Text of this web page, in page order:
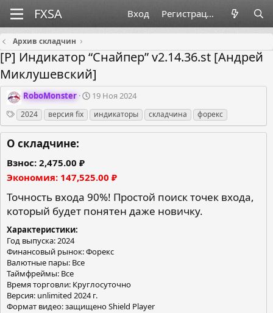
Вход Регистрация
Архив складчин
[P] Индикатор “Снайпер” v2.14.36.st [Андрей
Миклушевский]
О
г
а
н
и
з
т
о
RoboMonster
Д
т
а
а
н
я
19 Ноя 2024
Теги
2024 версия fix индикаторы складчина форекс
О складчине:
Взнос 2,475.00 ₽
Экономия 147,525.00 ₽
Точность входа 90%! Простой поиск точек входа,
который будет понятен даже новичку.
Характеристики
Год выпуска: 2024
Финансовый рынок: Форекс
Валютные пары: Все
Таймфреймы: Все
Время торговли: Круглосуточно
Версия: unlimited 2024 г.
Формат видео: защищено Shield Player